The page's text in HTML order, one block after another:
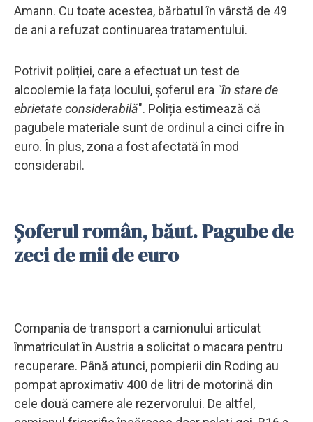
Amann. Cu toate acestea, bărbatul în vârstă de 49
de ani a refuzat continuarea tratamentului.
Potrivit poliției, care a efectuat un test de
alcoolemie la fața locului, șoferul era "în stare de
ebrietate considerabilă". Poliția estimează că
pagubele materiale sunt de ordinul a cinci cifre în
euro. În plus, zona a fost afectată în mod
considerabil.
Șoferul român, băut. Pagube de
zeci de mii de euro
Compania de transport a camionului articulat
înmatriculat în Austria a solicitat o macara pentru
recuperare. Până atunci, pompierii din Roding au
pompat aproximativ 400 de litri de motorină din
cele două camere ale rezervorului. De altfel,